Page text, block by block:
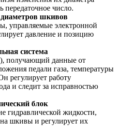
передаточное число.
шкивов
управляемые электронной
давление и позицию
система
получающий данные от
педали газа, температуры
регулирует работу
и следит за исправностью
блок
гидравлической жидкости,
на шкивы и регулирует их